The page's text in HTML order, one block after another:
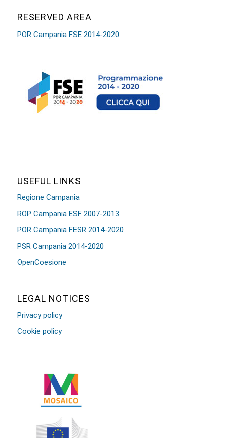
RESERVED AREA
POR Campania FSE 2014-2020
USEFUL LINKS
Regione Campania
ROP Campania ESF 2007-2013
POR Campania FESR 2014-2020
PSR Campania 2014-2020
OpenCoesione
LEGAL NOTICES
Privacy policy
Cookie policy